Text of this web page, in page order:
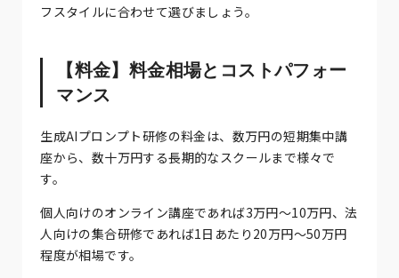
フスタイルに合わせて選びましょう。
【料金】料金相場とコストパフォー
マンス
生成AIプロンプト研修の料金は、数万円の短期集中講
座から、数十万円する長期的なスクールまで様々で
す。
個人向けのオンライン講座であれば3万円～10万円、法
人向けの集合研修であれば1日あたり20万円～50万円
程度が相場です。